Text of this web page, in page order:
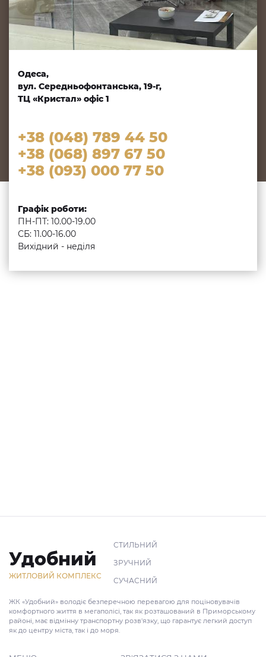
Одеса,
вул. Середньофонтанська, 19-г,
ТЦ «Кристал» офіс 1
+38 (048) 789 44 50
+38 (068) 897 67 50
+38 (093) 000 77 50
Графік роботи:
ПН-ПТ: 10.00-19.00
СБ: 11.00-16.00
Вихідний - неділя
Удобний
ЖИТЛОВИЙ КОМПЛЕКС
СТИЛЬНИЙ
ЗРУЧНИЙ
СУЧАСНИЙ
ЖК «Удобний» володіє безперечною перевагою для поціновувачів
комфортного життя в мегаполісі, так як розташований в Приморському
районі, має відмінну транспортну розв'язку, що гарантує легкий доступ
як до центру міста, так і до моря.